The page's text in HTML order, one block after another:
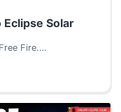
Solar
Fire.…